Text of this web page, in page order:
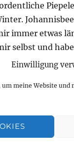
Einwilligung
um meine Website
immer etwas
selbst und
ich die
im Projekt
Blumen